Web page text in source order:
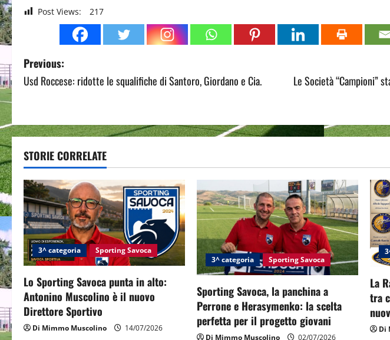
Post Views: 217
P
o
t
n
a
v
i
g
a
t
Previous:
Usd Roccese: ridotte le squalifiche di Santoro, Giordano e Cia.
Le Società “Campioni”
STORIE CORRELATE
3^ categoria Sporting Savoca
Lo Sporting Savoca punta in alto:
Antonino Muscolino è il nuovo
Direttore Sportivo
Di Mimmo Muscolino 14/07/2026
3^ categoria Sporting Savoca
Sporting Savoca, la panchina a
Perrone e Herasymenko: la scelta
perfetta per il progetto giovani
Di Mimmo Muscolino 02/07/2026
La
tra
Di